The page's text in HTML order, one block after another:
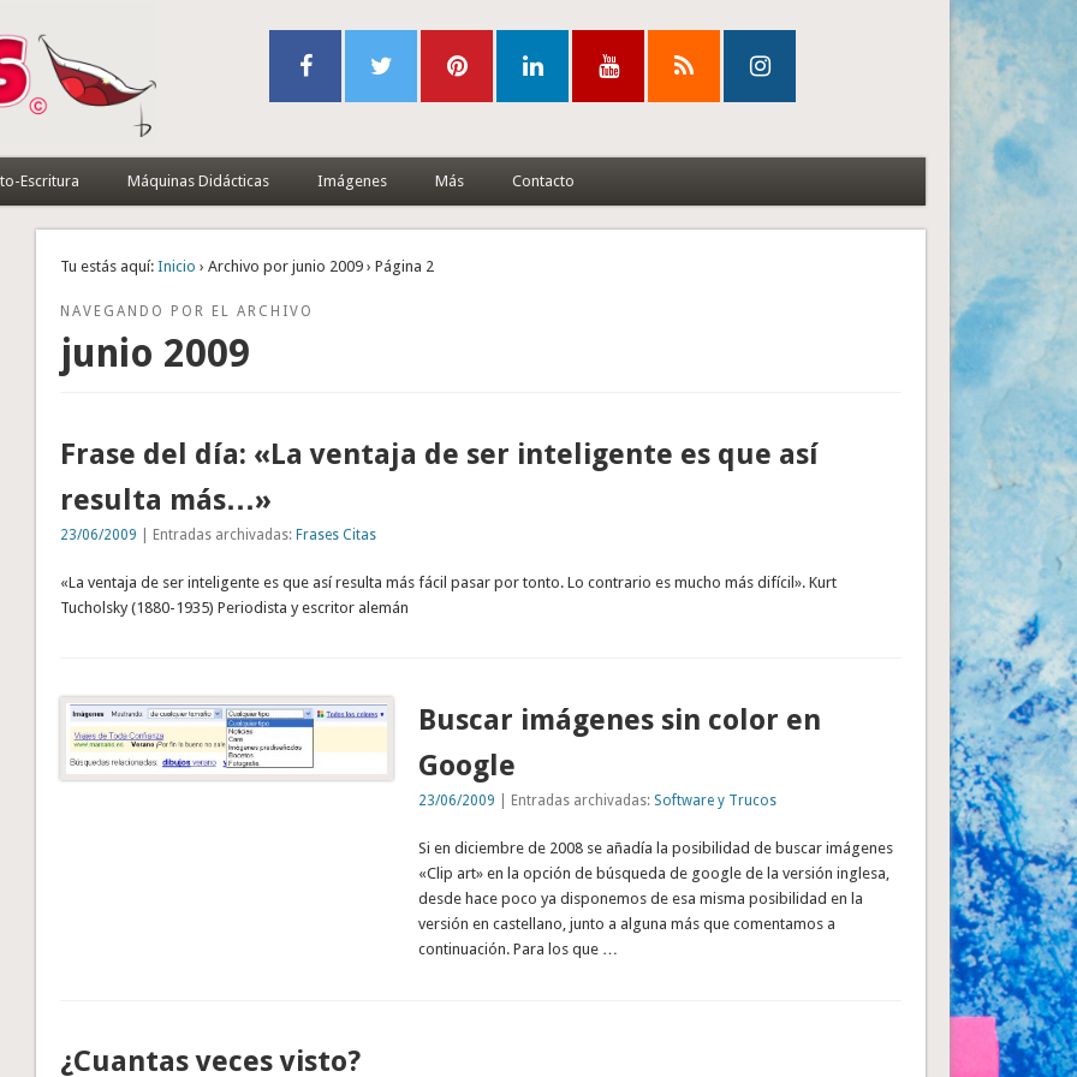
Escritura Máquinas Didácticas Imágenes Más Contacto
Tu estás aquí: Inicio › Archivo por junio 2009 › Página 2
NAVEGANDO POR EL ARCHIVO
junio 2009
Frase del día: «La ventaja de ser inteligente es que así
resulta más…»
23/06/2009 | Entradas archivadas:Frases Citas
«La ventaja de ser inteligente es que así resulta más fácil pasar por tonto. Lo contrario es mucho más difícil». Kurt
Tucholsky (1880-1935) Periodista y escritor alemán
Buscar imágenes sin color en
Google
23/06/2009 | Entradas archivadas: Software y Trucos
Si en diciembre de 2008 se añadía la posibilidad de buscar imágenes
«Clip art» en la opción de búsqueda de google de la versión inglesa,
desde hace poco ya disponemos de esa misma posibilidad en la
versión en castellano, junto a alguna más que comentamos a
continuación. Para los que …
¿Cuantas veces visto?